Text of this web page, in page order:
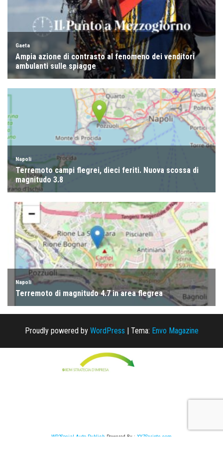
Proudly powered by WordPress Tema: Envo Magazine
WP2Social Auto Publish Powered By : XYZScripts.com